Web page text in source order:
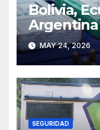
Bolivia,
Santiago
MAY 24, 2026
SEGURIDAD